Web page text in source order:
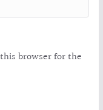
browser for the